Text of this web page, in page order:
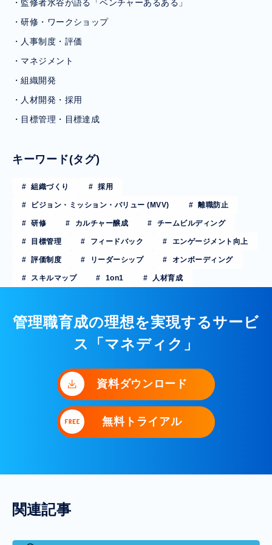
・監修者水谷が語る「ベンチャーあるある」
・研修・ワークショップ
・人事制度・評価
・マネジメント
・組織開発
・人材開発・採用
・目標管理・目標達成
キーワード(タグ)
組織づくり 採用
ビジョン・ミッション・バリュー (MVV) 離職防止
研修 カルチャー醸成 チームビルディング
目標管理 フィードバック エンゲージメント向上
評価制度 リーダーシップ オンボーディング
スキルマップ 1on1 人材育成
管理職育成の理想を実現するサービ
ス「マネディク」
資料ダウンロード
無料トライアル
関連記事